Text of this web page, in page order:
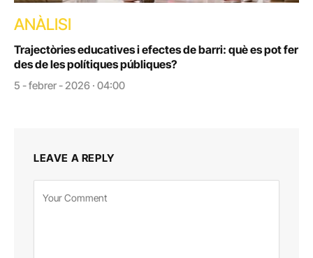
ANÀLISI
Trajectòries educatives i efectes de barri: què es pot fer
des de les polítiques públiques?
5 - febrer - 2026 · 04:00
LEAVE A REPLY